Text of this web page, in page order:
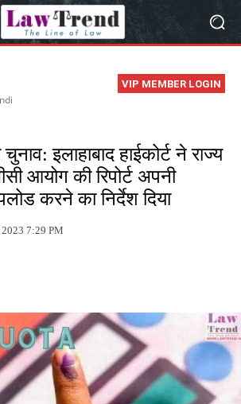
VIP MEMBER LOGIN
इलाहाबाद हाईकोर्ट ने राज्य
आयोग की रिपोर्ट अपनी
करने का निर्देश दिया
7:29 PM